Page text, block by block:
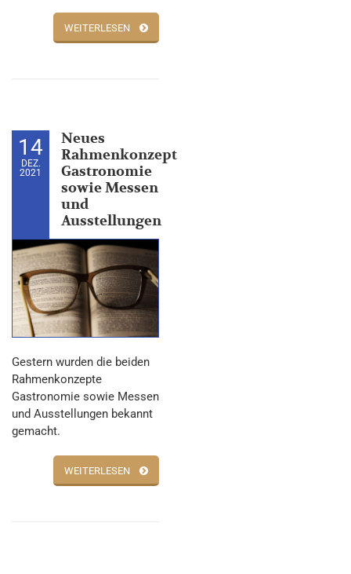
WEITERLESEN
14
DEZ.
2021
Neues
Rahmenkonzept
Gastronomie
sowie Messen
und
Ausstellungen
Gestern wurden die beiden
Rahmenkonzepte
Gastronomie sowie Messen
und Ausstellungen bekannt
gemacht.
WEITERLESEN